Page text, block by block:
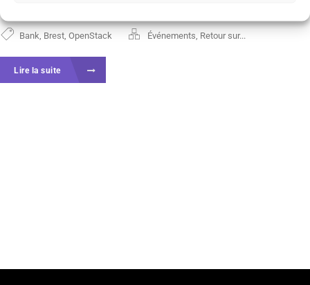
Bank Brest OpenStack Événements Retour sur...
Lire la suite